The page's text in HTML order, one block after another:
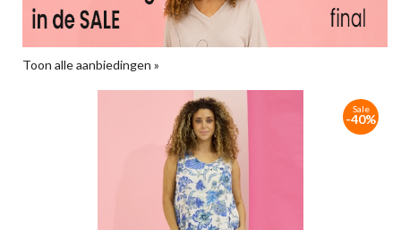
Toon alle aanbiedingen »
Sale
-40%